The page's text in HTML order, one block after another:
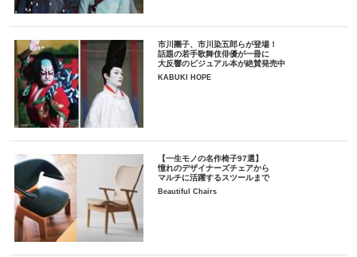
市川團子、市川染五郎らが登場！
話題の若手歌舞伎俳優が一冊に
大反響のビジュアル本が絶賛発売中
KABUKI HOPE
【一生モノの名作椅子97選】
憧れのデザイナーズチェアから
マルチに活躍するスツールまで
Beautiful Chairs